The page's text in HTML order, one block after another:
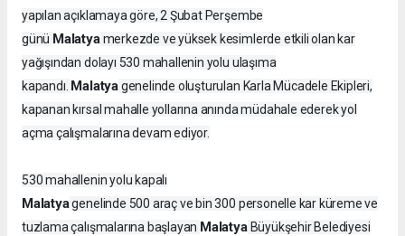
yapılan açıklamaya göre, 2 Şubat Perşembe
günü Malatyamerkezde ve yüksek kesimlerde etkili olan kar
yağışından dolayı 530 mahallenin yolu ulaşıma
kapandı. Malatyagenelinde oluşturulan Karla Mücadele Ekipleri,
kapanan kırsal mahalle yollarına anında müdahale ederek yol
açma çalışmalarına devam ediyor.
530 mahallenin yolu kapalı
Malatyagenelinde 500 araç ve bin 300 personelle kar küreme ve
tuzlama çalışmalarına başlayan MalatyaBüyükşehir Belediyesi